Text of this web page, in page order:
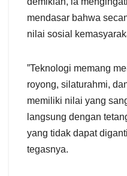
mendasar bahwa
nilai sosial
​”Teknologi memang
royong, silaturahmi,
memiliki nilai yang
langsung dengan
yang tidak dapat
tegasnya.